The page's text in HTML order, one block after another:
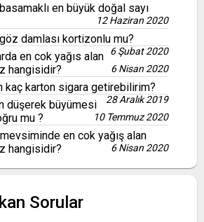
en büyük doğal sayı
12 Haziran 2020
damlası kortizonlu mu?
6 Şubat 2020
en cok yağıs alan
hangisidir?
6 Nisan 2020
kaç karton sigara getirebilirim?
28 Aralık 2019
düşerek büyümesi
mu ?
10 Temmuz 2020
en cok yağış alan
hangisidir?
6 Nisan 2020
Sorular